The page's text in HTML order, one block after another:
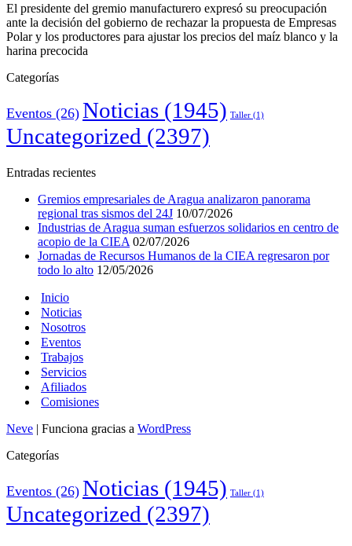
El presidente del gremio manufacturero expresó su preocupación
ante la decisión del gobierno de rechazar la propuesta de Empresas
Polar y los productores para ajustar los precios del maíz blanco y la
harina precocida
Categorías
Eventos (26) Noticias (1945) Taller (1)
Uncategorized (2397)
Entradas recientes
Gremios empresariales de Aragua analizaron panorama
regional tras sismos del 24J 10/07/2026
Industrias de Aragua suman esfuerzos solidarios en centro de
acopio de la CIEA 02/07/2026
Jornadas de Recursos Humanos de la CIEA regresaron por
todo lo alto 12/05/2026
Inicio
Noticias
Nosotros
Eventos
Trabajos
Servicios
Afiliados
Comisiones
Neve | Funciona gracias a WordPress
Categorías
Eventos (26) Noticias (1945) Taller (1)
Uncategorized (2397)